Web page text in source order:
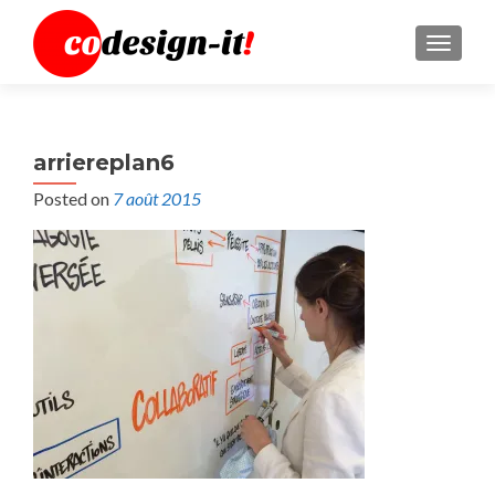
MENU
arriereplan6
Posted on 7 août 2015